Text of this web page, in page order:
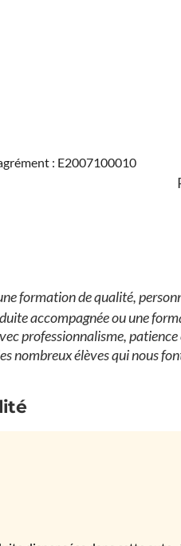
: E2007100010
formation de qualité,
accompagnée ou une
professionnalisme,
nombreux élèves qui nous